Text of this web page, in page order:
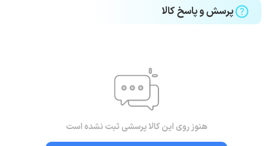
پرسش و پاسخ کالا
هنوز روی این کالا پرسشی ثبت نشده است